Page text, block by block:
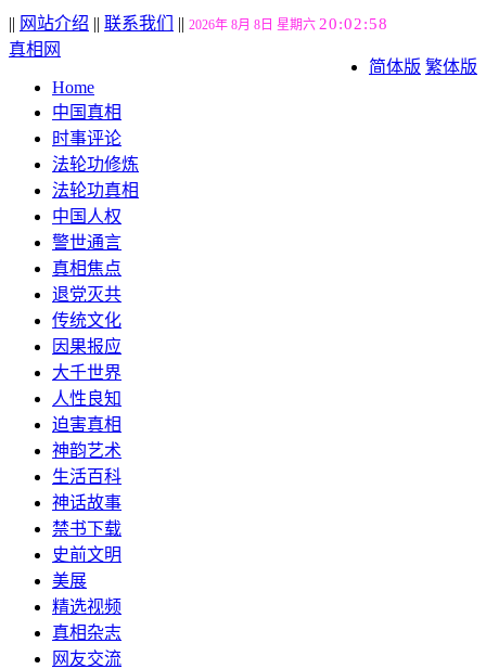
|| 网站介绍 || 联系我们 || 2026年 8月 8日 星期六 20:02:59
简体版 繁体版
真相网
Home
中国真相
时事评论
法轮功修炼
法轮功真相
中国人权
警世通言
真相焦点
退党灭共
传统文化
因果报应
大千世界
人性良知
迫害真相
神韵艺术
生活百科
神话故事
禁书下载
史前文明
美展
精选视频
真相杂志
网友交流